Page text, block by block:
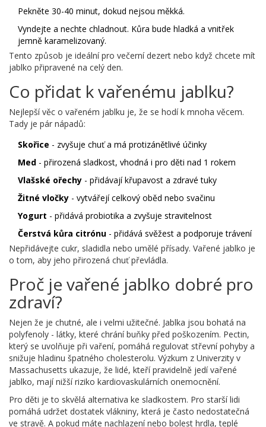
Pekněte 30-40 minut, dokud nejsou měkká.
Vyndejte a nechte chladnout. Kůra bude hladká a vnitřek
jemně karamelizovaný.
Tento způsob je ideální pro večerní dezert nebo když chcete mít
jablko připravené na celý den.
Co přidat k vařenému jablku?
Nejlepší věc o vařeném jablku je, že se hodí k mnoha věcem.
Tady je pár nápadů:
Skořice - zvyšuje chuť a má protizánětlivé účinky
Med - přirozená sladkost, vhodná i pro děti nad 1 rokem
Vlašské ořechy - přidávají křupavost a zdravé tuky
Žitné vločky - vytvářejí celkový oběd nebo svačinu
Yogurt - přidává probiotika a zvyšuje stravitelnost
Čerstvá kůra citrónu - přidává svěžest a podporuje trávení
Nepřidávejte cukr, sladidla nebo umělé přísady. Vařené jablko je
o tom, aby jeho přirozená chuť převládla.
Proč je vařené jablko dobré pro
zdraví?
Nejen že je chutné, ale i velmi užitečné. Jablka jsou bohatá na
polyfenoly - látky, které chrání buňky před poškozením. Pectin,
který se uvolňuje při vaření, pomáhá regulovat střevní pohyby a
snižuje hladinu špatného cholesterolu. Výzkum z Univerzity v
Massachusetts ukazuje, že lidé, kteří pravidelně jedí vařené
jablko, mají nižší riziko kardiovaskulárních onemocnění.
Pro děti je to skvělá alternativa ke sladkostem. Pro starší lidi
pomáhá udržet dostatek vlákniny, která je často nedostatečná
ve stravě. A pokud máte nachlazení nebo bolest hrdla, teplé